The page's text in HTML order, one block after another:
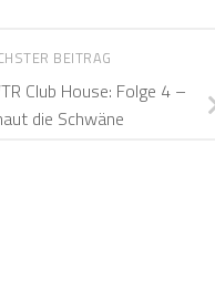
BEITRAG
Club House: Folge 4 –
die Schwäne